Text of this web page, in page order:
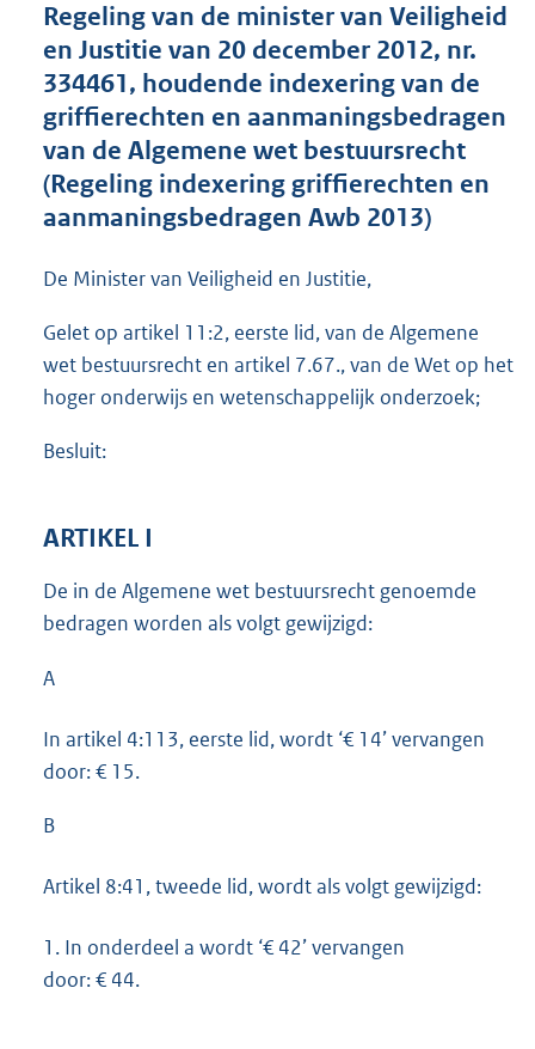
d
s
g
o
o
t
t
e
2
7
K
Regeling van de minister van Veiligheid
en Justitie van 20 december 2012, nr.
334461, houdende indexering van de
griffierechten en aanmaningsbedragen
van de Algemene wet bestuursrecht
(Regeling indexering griffierechten en
aanmaningsbedragen Awb 2013)
De Minister van Veiligheid en Justitie,
Gelet op artikel 11:2, eerste lid, van de Algemene
wet bestuursrecht en artikel 7.67., van de Wet op het
hoger onderwijs en wetenschappelijk onderzoek;
Besluit:
ARTIKEL I
De in de Algemene wet bestuursrecht genoemde
bedragen worden als volgt gewijzigd:
A
In artikel 4:113, eerste lid, wordt ‘€ 14’ vervangen
door: € 15.
B
Artikel 8:41, tweede lid, wordt als volgt gewijzigd:
1. In onderdeel a wordt ‘€ 42’ vervangen
door: € 44.